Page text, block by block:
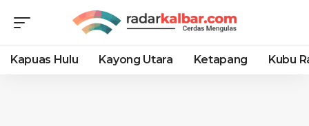
Kapuas Hulu Kayong Utara Ketapang Kubu